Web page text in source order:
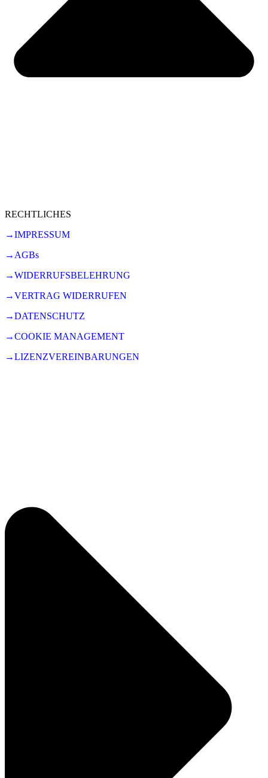
RECHTLICHES
→IMPRESSUM
→AGBs
→WIDERRUFSBELEHRUNG
→VERTRAG WIDERRUFEN
→DATENSCHUTZ
→COOKIE MANAGEMENT
→LIZENZVEREINBARUNGEN